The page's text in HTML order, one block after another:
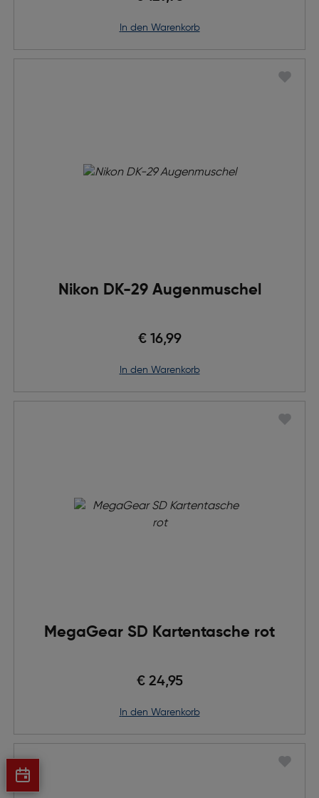
in den Warenkorb
Nikon DK-29 Augenmuschel
€ 16,99
in den Warenkorb
MegaGear SD Kartentasche rot
€ 24,95
in den Warenkorb